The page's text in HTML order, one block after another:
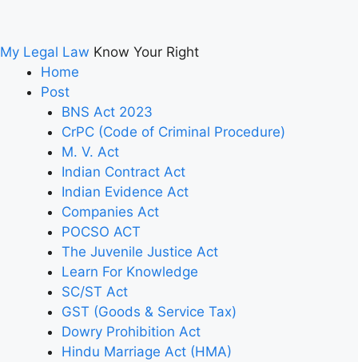
My Legal Law Know Your Right
Home
Post
BNS Act 2023
CrPC (Code of Criminal Procedure)
M. V. Act
Indian Contract Act
Indian Evidence Act
Companies Act
POCSO ACT
The Juvenile Justice Act
Learn For Knowledge
SC/ST Act
GST (Goods & Service Tax)
Dowry Prohibition Act
Hindu Marriage Act (HMA)